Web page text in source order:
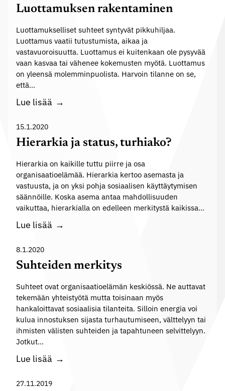
l
t
t
u
u
r
s
l
n
m
a
a
R
a
u
h
l
s
u
s
Luottamuksen rakentaminen
Luottamukselliset suhteet syntyvät pikkuhiljaa.
Luottamus vaatii tutustumista, aikaa ja
vastavuoroisuutta. Luottamus ei kuitenkaan ole pysyvää
vaan kasvaa tai vähenee kokemusten myötä. Luottamus
on yleensä molemminpuolista. Harvoin tilanne on se,
että…
Lue lisää
t
a
m
u
k
e
r
a
k
e
n
t
a
i
Hierarkia ja status, turhiako?
15.1.2020
Hierarkia on kaikille tuttu piirre ja osa
organisaatioelämää. Hierarkia kertoo asemasta ja
vastuusta, ja on yksi pohja sosiaalisen käyttäytymisen
säännöille. Koska asema antaa mahdollisuuden
vaikuttaa, hierarkialla on edelleen merkitystä kaikissa…
Lue lisää H
r
r
k
i
a
t
Suhteiden merkitys
8.1.2020
Suhteet ovat organisaatioelämän keskiössä. Ne auttavat
tekemään yhteistyötä mutta toisinaan myös
hankaloittavat sosiaalisia tilanteita. Silloin energia voi
kulua innostuksen sijasta turhautumiseen, välttelyyn tai
ihmisten välisten suhteiden ja tapahtuneen selvittelyyn.
Jotkut…
Lue lisää
h
27.11.2019